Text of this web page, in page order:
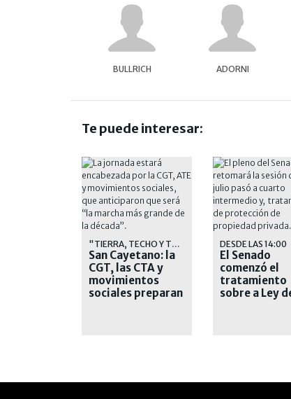
BULLRICH ADORNI
Te puede interesar:
"TIERRA, TECHO Y TRABAJO"
San Cayetano: la
CGT, las CTA y
movimientos
sociales preparan
DESDE LAS 14:00
El Senado
comenzó el
tratamiento
sobre a Ley